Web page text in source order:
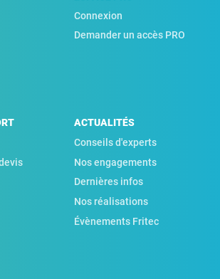
Connexion
Demander un accès PRO
ACTUALITÉS
Conseils d'experts
Nos engagements
Dernières infos
Nos réalisations
Évènements Fritec